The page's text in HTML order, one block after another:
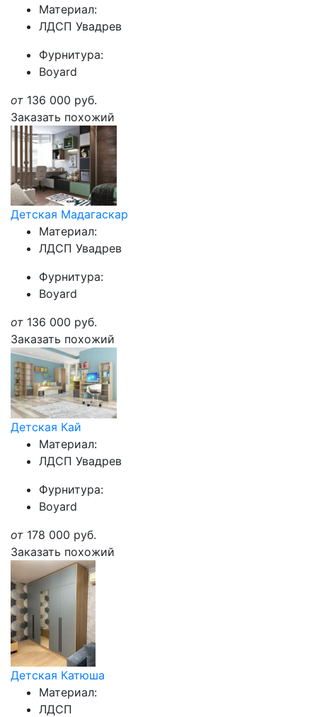
Материал:
ЛДСП Увадрев
Фурнитура:
Boyard
от 136 000 руб.
Заказать похожий
Детская Мадагаскар
Материал:
ЛДСП Увадрев
Фурнитура:
Boyard
от 136 000 руб.
Заказать похожий
Детская Кай
Материал:
ЛДСП Увадрев
Фурнитура:
Boyard
от 178 000 руб.
Заказать похожий
Детская Катюша
Материал:
ЛДСП